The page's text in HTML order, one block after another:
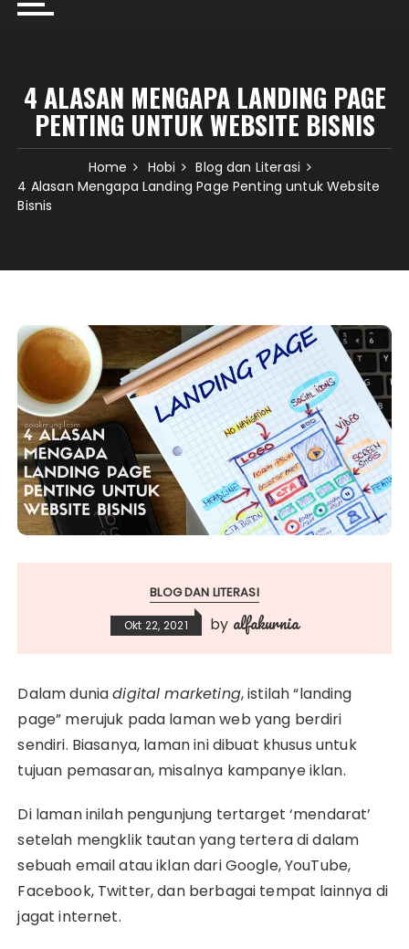
4 ALASAN MENGAPA LANDING PAGE
PENTING UNTUK WEBSITE BISNIS
Home Hobi
Blog dan Literasi
4 Alasan Mengapa Landing Page Penting untuk Website
Bisnis
BLOG DAN LITERASI
Okt 22, 2021 by alfakurnia
Dalam duniadigital marketing, istilah “landing
page” merujuk pada laman web yang berdiri
sendiri. Biasanya, laman ini dibuat khusus untuk
tujuan pemasaran, misalnya kampanye iklan.
Di laman inilah pengunjung tertarget ‘mendarat’
setelah mengklik tautan yang tertera di dalam
sebuah email atau iklan dari Google, YouTube,
Facebook, Twitter, dan berbagai tempat lainnya di
jagat internet.